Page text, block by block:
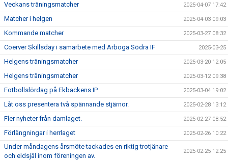
Veckans träningsmatcher 2025-04-07 17:42
Matcher i helgen 2025-04-03 09:03
Kommande matcher 2025-03-27 08:32
Coerver Skillsday i samarbete med Arboga Södra IF 2025-03-25
Helgens träningsmatcher 2025-03-20 12:05
Helgens träningsmatcher 2025-03-12 09:38
Fotbollslördag på Ekbackens IP 2025-03-04 19:02
Låt oss presentera två spännande stjärnor. 2025-02-28 13:12
Fler nyheter från damlaget. 2025-02-27 08:52
Förlängningar i herrlaget 2025-02-26 10:22
Under måndagens årsmöte tackades en riktig trotjänare
och eldsjäl inom föreningen av.
2025-02-25 12:25